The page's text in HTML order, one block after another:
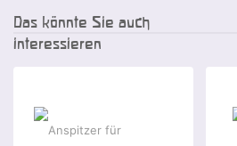
Das könnte Sie auch
interessieren